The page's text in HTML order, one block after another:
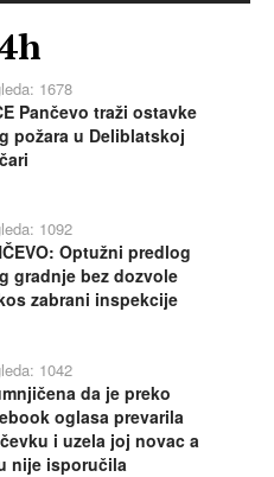
1678
Pančevo traži ostavke
požara u Deliblatskoj
1092
Optužni predlog
gradnje bez dozvole
zabrani inspekcije
1042
da je preko
oglasa prevarila
i uzela joj novac a
nije isporučila